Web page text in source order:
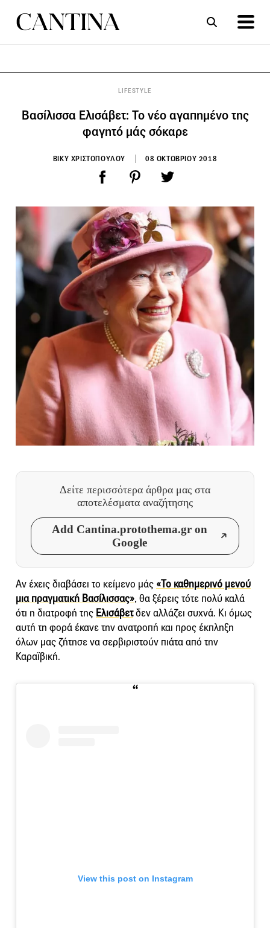
LIFESTYLE
Βασίλισσα Ελισάβετ: Το νέο αγαπημένο της
φαγητό μάς σόκαρε
ΒΙΚΥ ΧΡΙΣΤΟΠΟΥΛΟΥ 08 ΟΚΤΩΒΡΙΟΥ 2018
Δείτε περισσότερα άρθρα μας στα
αποτελέσματα αναζήτησης
Add Cantina.protothema.gr on
Google
Αν έχεις διαβάσει το κείμενο μάς «Το καθημερινό μενού
μια πραγματική Βασίλισσας», θα ξέρεις τότε πολύ καλά
ότι η διατροφή της Ελισάβετδεν αλλάζει συχνά. Κι όμως
αυτή τη φορά έκανε την ανατροπή και προς έκπληξη
όλων μας ζήτησε να σερβιριστούν πιάτα από την
Καραϊβική.
View this post on Instagram